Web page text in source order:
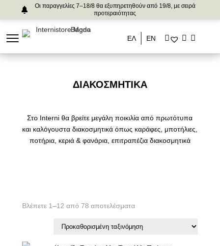
Οι παραγγελίες 7–18/8 θα εξυπηρετηθούν από 19/8, με σειρά
προτεραιότητας
ΕΛ ΕΝ
ΔΙΑΚΟΣΜΗΤΙΚΆ
Στο Interni θα βρείτε μεγάλη ποικιλία από πρωτότυπα
και καλόγουστα διακοσμητικά όπως καράφες, μποτήλιες,
ποτήρια, κεριά & φανάρια, επιτραπέζια διακοσμητικά
Βλέπετε 1–12 από 78 αποτελέσματα